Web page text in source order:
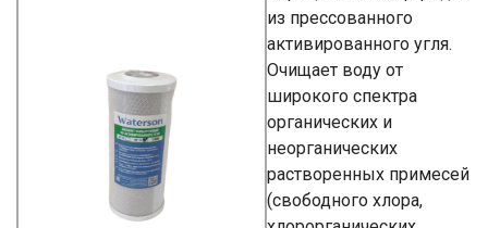
из прессованного
активированного угля.
Очищает воду от
широкого спектра
органических и
неорганических
растворенных примесей
(свободного хлора,